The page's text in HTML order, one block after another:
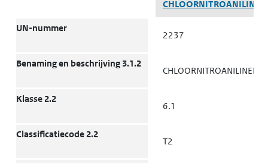
CHLOORNITROANILINEN
UN-nummer
2237
Benaming en beschrijving 3.1.2
CHLOORNITROANILINEN
Klasse 2.2
6.1
Classificatiecode 2.2
T2